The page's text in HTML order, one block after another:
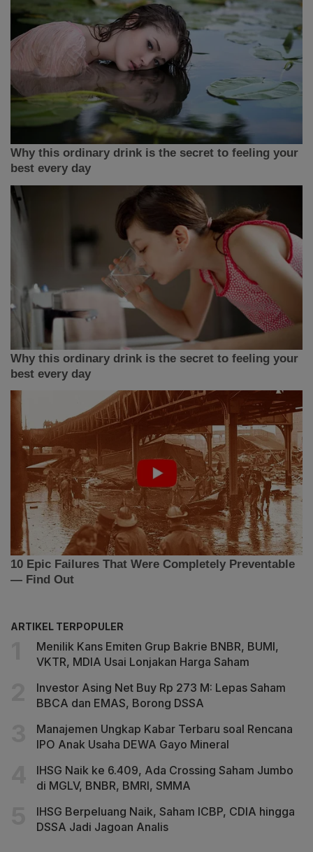
ARTIKEL TERPOPULER
Menilik Kans Emiten Grup Bakrie BNBR, BUMI,
VKTR, MDIA Usai Lonjakan Harga Saham
Investor Asing Net Buy Rp 273 M: Lepas Saham
BBCA dan EMAS, Borong DSSA
Manajemen Ungkap Kabar Terbaru soal Rencana
IPO Anak Usaha DEWA Gayo Mineral
IHSG Naik ke 6.409, Ada Crossing Saham Jumbo
di MGLV, BNBR, BMRI, SMMA
IHSG Berpeluang Naik, Saham ICBP, CDIA hingga
DSSA Jadi Jagoan Analis